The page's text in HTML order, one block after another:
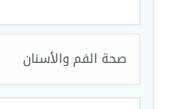
صحة الفم والأسنان